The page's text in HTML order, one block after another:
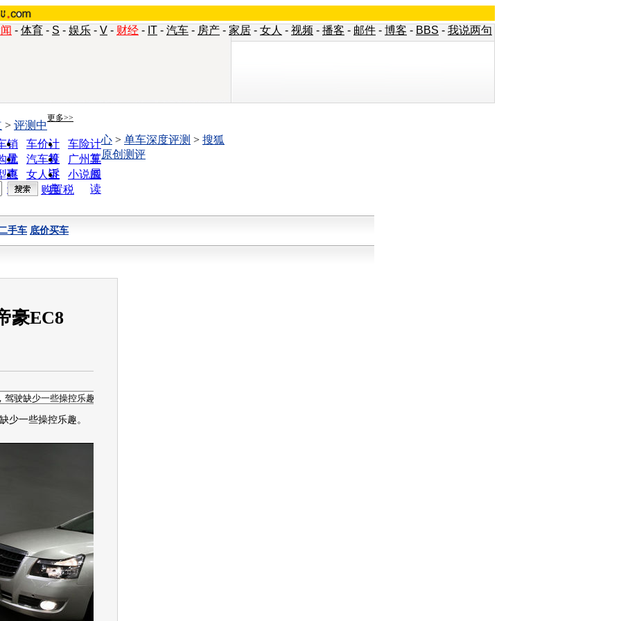
- 体育 - S - 娱乐 - V - 财经 - IT - 汽车 - 房产 - 家居 - 女人 - 视频 - 播客 - 邮件 - 博客 - BBS - 我说两句
更多>>
销
量
车价计
算
车险计
算
优
惠
汽车投
诉
广州车
展
查
询
女人宝
典
小说阅
读
> 评测中
心 > 单车深度评测 > 搜狐
原创测评
购置税
手车 底价买车
豪EC8
少一些操控乐趣。